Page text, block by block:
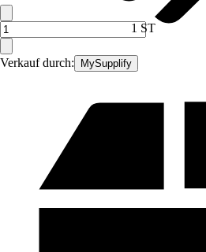
Verkauf durch: MySupplify
1 ST